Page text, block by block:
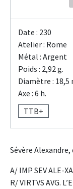
Date : 230
Atelier : Rome
Métal : Argent
Poids : 2,92 g.
Diamètre : 18,5
Axe : 6 h.
TTB+
Sévère Alexandre,
A/ IMP SEV ALE-
R/ VIRTVS AVG.